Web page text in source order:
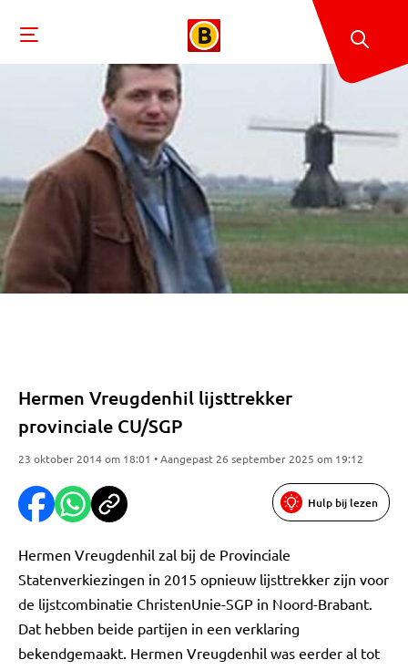
Hermen Vreugdenhil lijsttrekker
provinciale CU/SGP
23 oktober 2014 om 18:01 • Aangepast 26 september 2025 om 19:12
Hulp bij lezen
Hermen Vreugdenhil zal bij de Provinciale
Statenverkiezingen in 2015 opnieuw lijsttrekker zijn voor
de lijstcombinatie ChristenUnie-SGP in Noord-Brabant.
Dat hebben beide partijen in een verklaring
bekendgemaakt. Hermen Vreugdenhil was eerder al tot